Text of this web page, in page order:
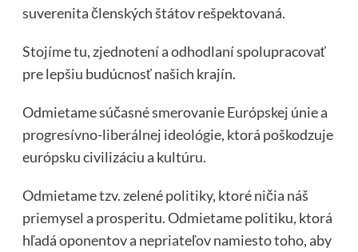
suverenita členských štátov rešpektovaná.
Stojíme tu, zjednotení a odhodlaní spolupracovať
pre lepšiu budúcnosť našich krajín.
Odmietame súčasné smerovanie Európskej únie a
progresívno-liberálnej ideológie, ktorá poškodzuje
európsku civilizáciu a kultúru.
Odmietame tzv. zelené politiky, ktoré ničia náš
priemysel a prosperitu. Odmietame politiku, ktorá
hľadá oponentov a nepriateľov namiesto toho, aby